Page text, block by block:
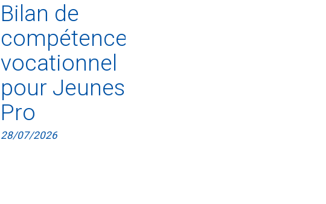
Bilan de
compétences
vocationnel
pour Jeunes
Pro
28/07/2026